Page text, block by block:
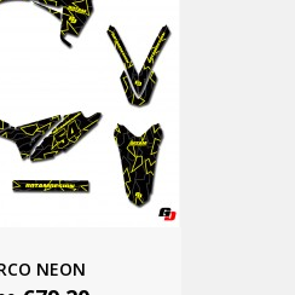
NEON